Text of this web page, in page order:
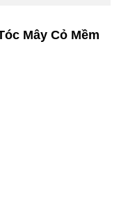
Mây Cỏ Mềm